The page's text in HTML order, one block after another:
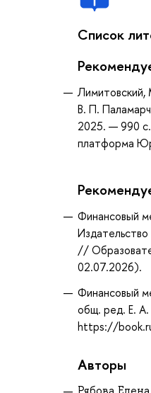
Список
В. П.
2025. — 990
платформа
Финансовый
//
02.07.2026).
Финансовый
общ. ред. Е.
https://
Авторы